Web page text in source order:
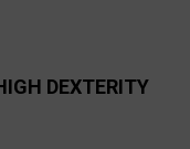
DEXTERITY